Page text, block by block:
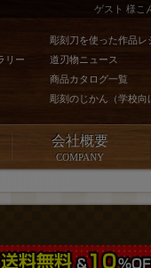
リー
彫刻刀を使った作品レ
道刃物ニュース
商品カタログ一覧
彫刻のじかん（学校向
ゲスト 様こ
会社概要
COMPANY